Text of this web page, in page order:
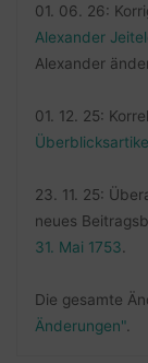
01. 06. 26:
Alexander
Alexander
01. 12. 25:
23. 11. 25:
neues
31. Mai 1753
Die gesamte
Änderungen".